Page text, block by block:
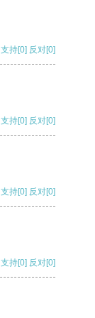
支持[0] 反对[0]
支持[0] 反对[0]
支持[0] 反对[0]
支持[0] 反对[0]